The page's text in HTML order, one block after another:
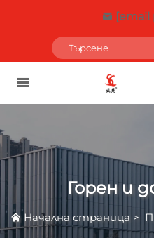
Горен и
Начална страница >